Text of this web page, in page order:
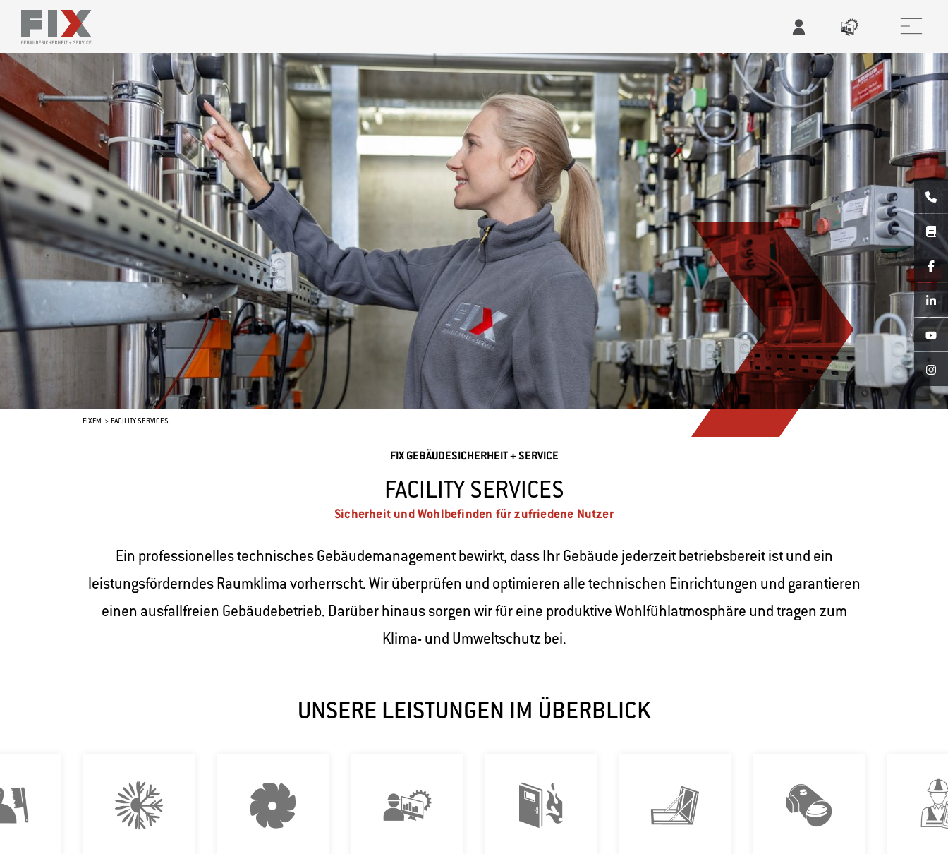
FIXFM FACILITY SERVICES
FIX GEBÄUDESICHERHEIT + SERVICE
FACILITY SERVICES
Sicherheit und Wohlbefinden für zufriedene Nutzer
Ein professionelles technisches Gebäudemanagement bewirkt, dass Ihr Gebäude jederzeit betriebsbereit ist und ein
leistungsförderndes Raumklima vorherrscht. Wir überprüfen und optimieren alle technischen Einrichtungen und garantieren
einen ausfallfreien Gebäudebetrieb. Darüber hinaus sorgen wir für eine produktive Wohlfühlatmosphäre und tragen zum
Klima- und Umweltschutz bei.
UNSERE LEISTUNGEN IM ÜBERBLICK